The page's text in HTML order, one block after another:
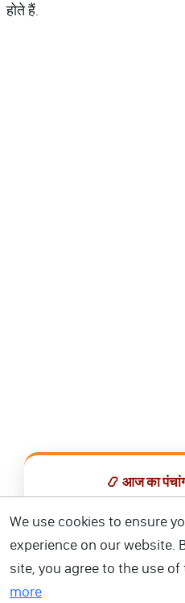
होते हैं.
📿 आज का
📅 हिंदी कैलेंडर
We use cookies to ensure
experience on our website.
site, you agree to the use of
more